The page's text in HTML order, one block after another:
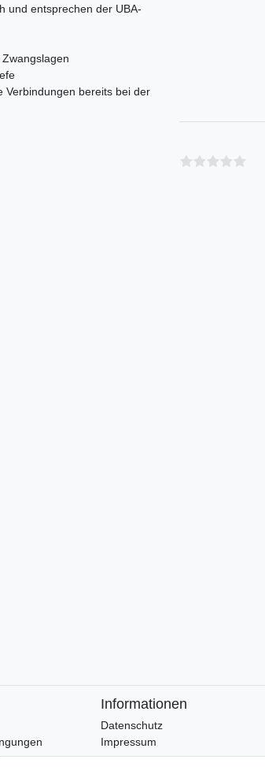
und entsprechen der UBA-
Verbindungen bereits bei der
Informationen
Datenschutz
Impressum